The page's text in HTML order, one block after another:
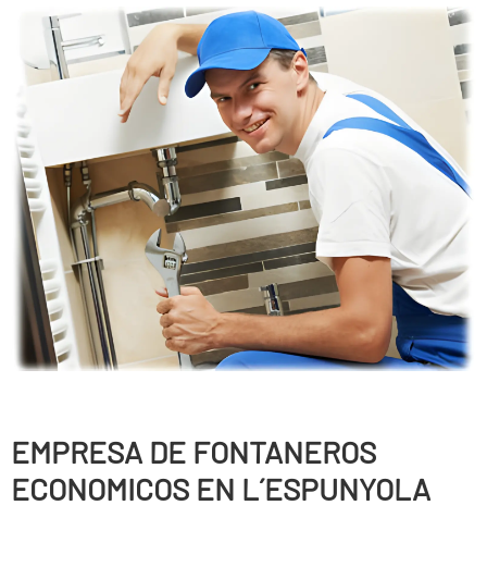
EMPRESA DE FONTANEROS
ECONOMICOS EN L´ESPUNYOLA